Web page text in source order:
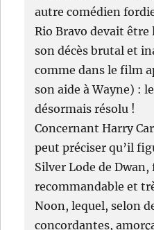
autre comédien
Rio Bravo devait
son décès brutal et
comme dans le film
son aide à Wayne) :
désormais résolu !
Concernant Harry
peut préciser qu’il
Silver Lode de
recommandable et
Noon, lequel, selon
concordantes,